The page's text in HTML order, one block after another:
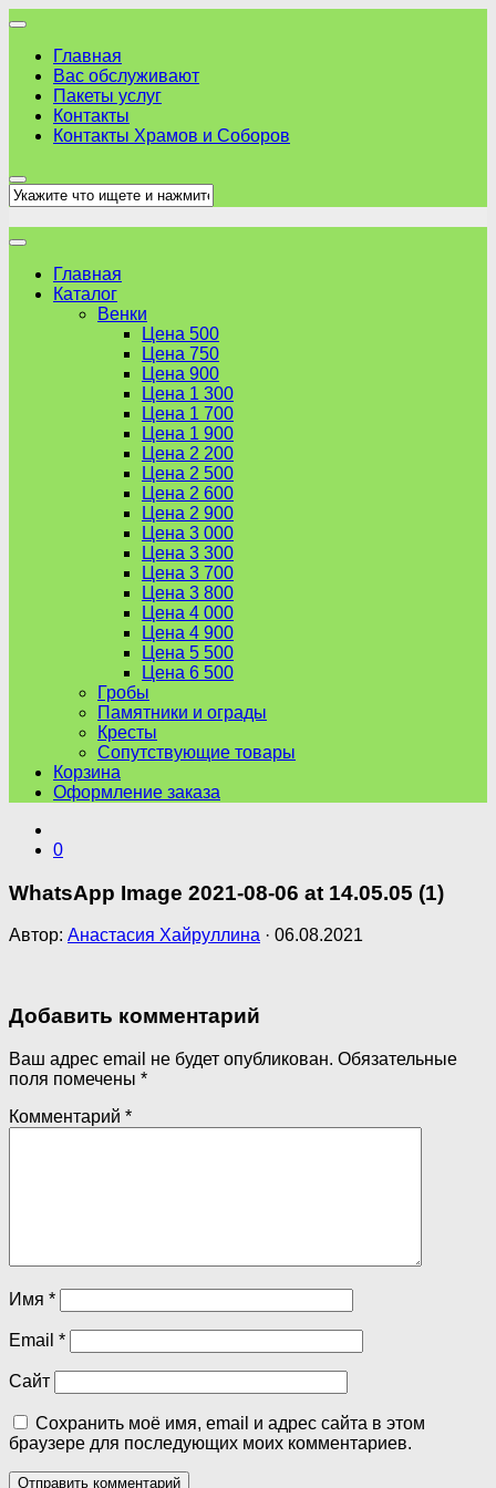
Skip
contentГлавная
Вас обслуживают
Пакеты услуг
Контакты
Контакты Храмов и Соборов
Главная
Каталог
Венки
Цена 500
Цена 750
Цена 900
Цена 1 300
Цена 1 700
Цена 1 900
Цена 2 200
Цена 2 500
Цена 2 600
Цена 2 900
Цена 3 000
Цена 3 300
Цена 3 700
Цена 3 800
Цена 4 000
Цена 4 900
Цена 5 500
Цена 6 500
Гробы
Памятники и ограды
Кресты
Сопутствующие товары
Корзина
Оформление заказа
0
WhatsApp Image 2021-08-06 at 14.05.05 (1)
Автор: Анастасия Хайруллина · 06.08.2021
Добавить комментарий
Ваш адрес email не будет опубликован. Обязательные
поля помечены *
Комментарий *
Имя *
Email *
Сайт
Сохранить моё имя, email и адрес сайта в этом
браузере для последующих моих комментариев.